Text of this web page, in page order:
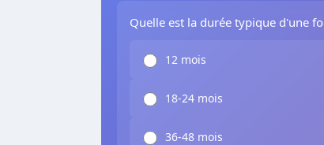
Quelle est la durée typique d'une
12 mois
18-24 mois
36-48 mois